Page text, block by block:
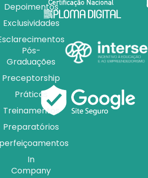
Depoimentos
Exclusividades
Pós-
Graduações
Preceptorship
Práticas
Treinamentos
Preparatórios
In
Company